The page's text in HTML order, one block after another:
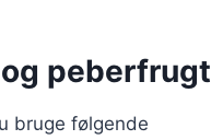
peberfrugt
bruge følgende